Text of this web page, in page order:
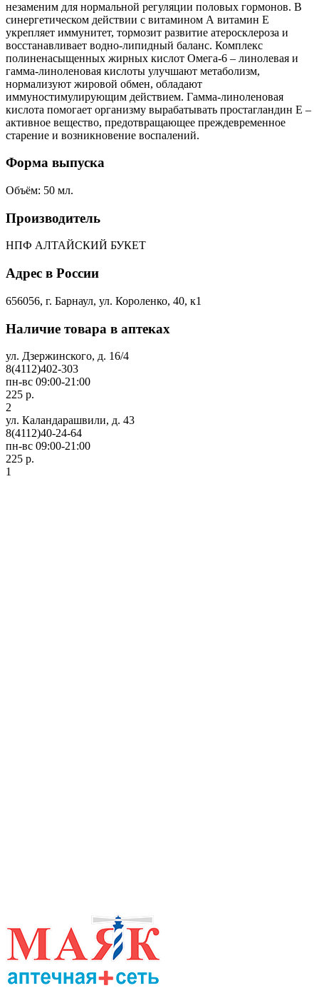
незаменим для нормальной регуляции половых гормонов. В
синергетическом действии с витамином А витамин Е
укрепляет иммунитет, тормозит развитие атеросклероза и
восстанавливает водно-липидный баланс. Комплекс
полиненасыщенных жирных кислот Омега-6 – линолевая и
гамма-линоленовая кислоты улучшают метаболизм,
нормализуют жировой обмен, обладают
иммуностимулирующим действием. Гамма-линоленовая
кислота помогает организму вырабатывать простагландин Е –
активное вещество, предотвращающее преждевременное
старение и возникновение воспалений.
Форма выпуска
Объём: 50 мл.
Производитель
НПФ АЛТАЙСКИЙ БУКЕТ
Адрес в России
656056, г. Барнаул, ул. Короленко, 40, к1
Наличие товара в аптеках
ул. Дзержинского, д. 16/4
8(4112)402-303
пн-вс 09:00-21:00
225 р.
2
ул. Каландарашвили, д. 43
8(4112)40-24-64
пн-вс 09:00-21:00
225 р.
1